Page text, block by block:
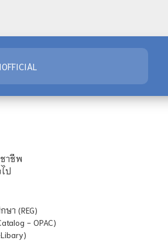
ชาชีพ
ป
า (REG)
- OPAC)